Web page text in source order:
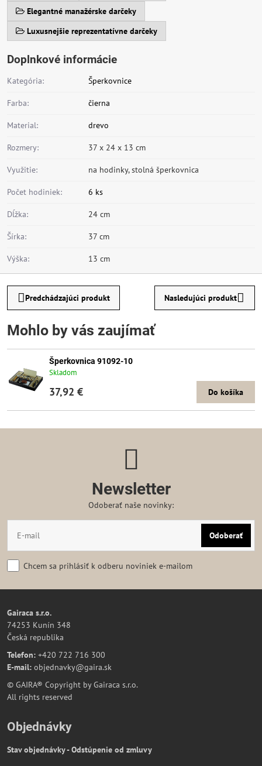
Elegantné manažérske darčeky
Luxusnejšie reprezentatívne darčeky
Doplnkové informácie
Kategória: Šperkovnice
Farba: čierna
Material: drevo
Rozmery: 37 x 24 x 13 cm
Využitie: na hodinky, stolná šperkovnica
Počet hodiniek: 6 ks
Dĺžka: 24 cm
Šírka: 37 cm
Výška: 13 cm
Predchádzajúci produkt Nasledujúci produkt
Mohlo by vás zaujímať
Šperkovnica 91092-10
Skladom
37,92 € Do košíka
Newsletter
Odoberať naše novinky:
Odoberať
Chcem sa prihlásiť k odberu noviniek e-mailom
Gairaca s.r.o.
74253 Kunín 348
Česká republika
Telefon: +420 722 716 300
E-mail: objednavky@gaira.sk
© GAIRA® Copyright by Gairaca s.r.o.
All rights reserved
Objednávky
Stav objednávky - Odstúpenie od zmluvy